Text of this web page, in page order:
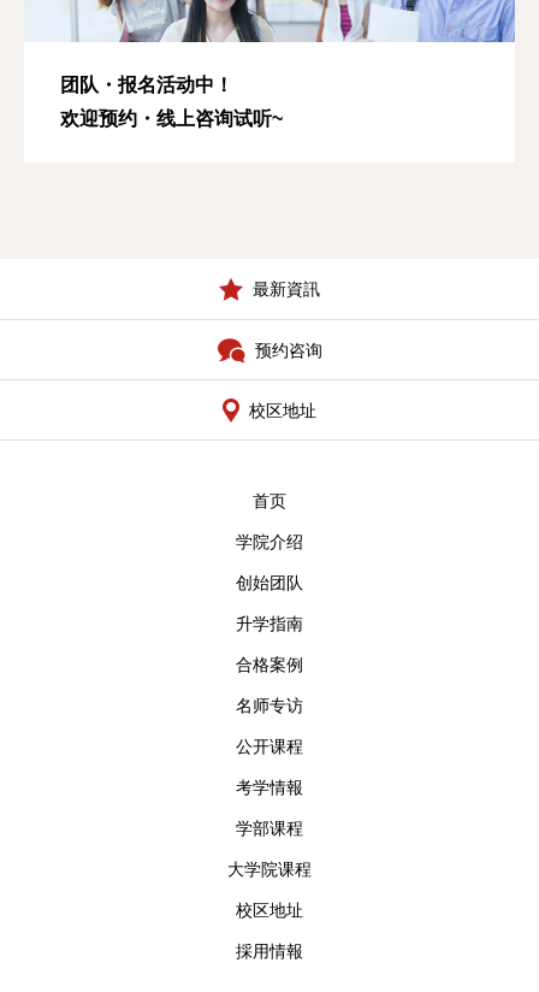
团队・报名活动中！
欢迎预约・线上咨询试听~
最新資訊
预约咨询
校区地址
首页
学院介绍
创始团队
升学指南
合格案例
名师专访
公开课程
考学情報
学部课程
大学院课程
校区地址
採用情報